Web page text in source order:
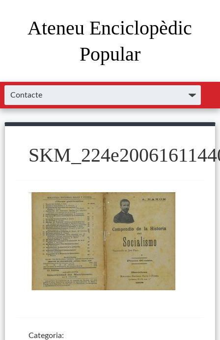
Ateneu Enciclopèdic
Popular
Categoria: